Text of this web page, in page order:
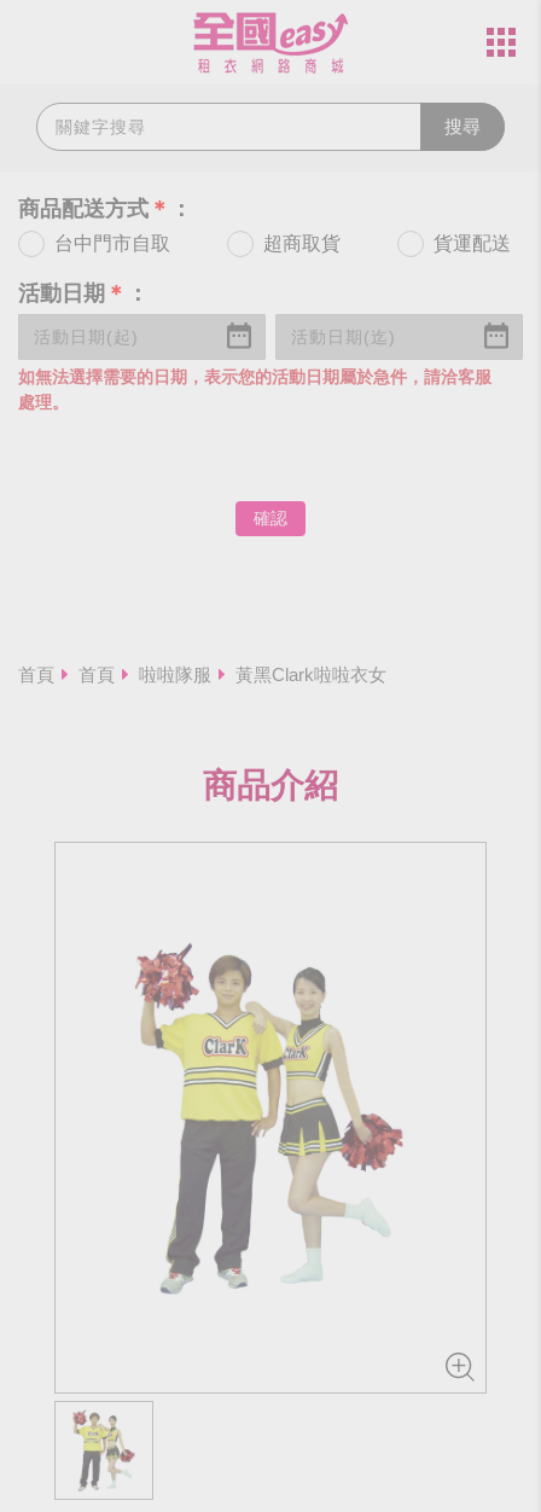
搜尋
商品配送方式 ＊ ：
台中門市自取 超商取貨 貨運配送
活動日期 ＊ ：
如無法選擇需要的日期，表示您的活動日期屬於急件，請洽客服
處理。
確認
首頁 首頁 啦啦隊服 黃黑Clark啦啦衣女
商品介紹